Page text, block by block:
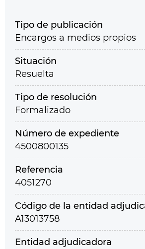
Tipo de publicación
Encargos a medios propios
Situación
Resuelta
Tipo de resolución
Formalizado
Número de expediente
4500800135
Referencia
4051270
Código de la entidad
A13013758
Entidad adjudicadora